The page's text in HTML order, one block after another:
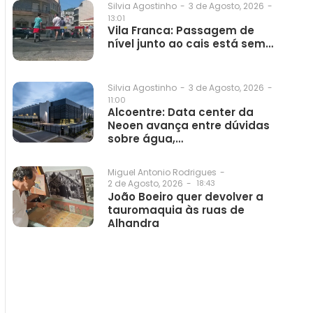
Silvia Agostinho - 3 de Agosto, 2026 -
13:01
Vila Franca: Passagem de
nível junto ao cais está sem…
Silvia Agostinho - 3 de Agosto, 2026 -
11:00
Alcoentre: Data center da
Neoen avança entre dúvidas
sobre água,…
Miguel Antonio Rodrigues -
2 de Agosto, 2026 - 18:43
João Boeiro quer devolver a
tauromaquia às ruas de
Alhandra